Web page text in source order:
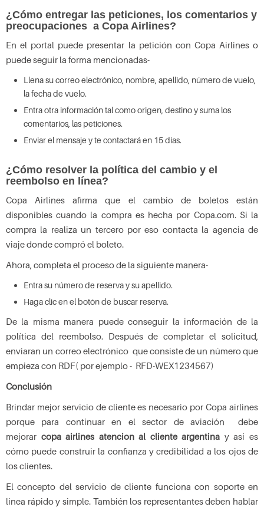
¿Cómo entregar las peticiones, los comentarios y
preocupaciones a Copa Airlines?
En el portal puede presentar la petición con Copa Airlines o
puede seguir la forma mencionadas-
Llena su correo electrónico, nombre, apellido, número de vuelo,
la fecha de vuelo.
Entra otra información tal como origen, destino y suma los
comentarios, las peticiones.
Enviar el mensaje y te contactará en 15 días.
¿Cómo resolver la política del cambio y el
reembolso en línea?
Copa Airlines afirma que el cambio de boletos están
disponibles cuando la compra es hecha por Copa.com. Si la
compra la realiza un tercero por eso contacta la agencia de
viaje donde compró el boleto.
Ahora, completa el proceso de la siguiente manera-
Entra su número de reserva y su apellido.
Haga clic en el botón de buscar reserva.
De la misma manera puede conseguir la información de la
política del reembolso. Después de completar el solicitud,
enviaran un correo electrónico que consiste de un número que
empieza con RDF( por ejemplo - RFD-WEX1234567)
Conclusión
Brindar mejor servicio de cliente es necesario por Copa airlines
porque para continuar en el sector de aviación debe
mejorar copa airlines atencion al cliente argentina y así es
cómo puede construir la confianza y credibilidad a los ojos de
los clientes.
El concepto del servicio de cliente funciona con soporte en
línea rápido y simple. También los representantes deben hablar